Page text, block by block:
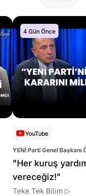
4 Gün Önce
YouTube
YENİ Parti Genel Başkanı
Altaylı
"Her kuruş
vereceğiz!"
Teke Tek Bilim ▷